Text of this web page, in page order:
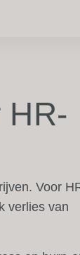
HR-
Voor
verlies van